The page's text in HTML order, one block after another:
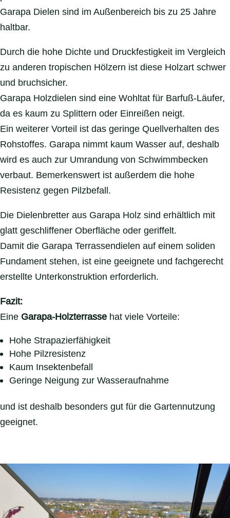
Garapa Dielen sind im Außenbereich bis zu 25 Jahre
haltbar.
Durch die hohe Dichte und Druckfestigkeit im Vergleich
zu anderen tropischen Hölzern ist diese Holzart schwer
und bruchsicher.
Garapa Holzdielen sind eine Wohltat für Barfuß-Läufer,
da es kaum zu Splittern oder Einreißen neigt.
Ein weiterer Vorteil ist das geringe Quellverhalten des
Rohstoffes. Garapa nimmt kaum Wasser auf, deshalb
wird es auch zur Umrandung von Schwimmbecken
verbaut. Bemerkenswert ist außerdem die hohe
Resistenz gegen Pilzbefall.
Die Dielenbretter aus Garapa Holz sind erhältlich mit
glatt geschliffener Oberfläche oder geriffelt.
Damit die Garapa Terrassendielen auf einem soliden
Fundament stehen, ist eine geeignete und fachgerecht
erstellte Unterkonstruktion erforderlich.
Fazit:
Eine Garapa-Holzterrasse hat viele Vorteile:
Hohe Strapazierfähigkeit
Hohe Pilzresistenz
Kaum Insektenbefall
Geringe Neigung zur Wasseraufnahme
und ist deshalb besonders gut für die Gartennutzung
geeignet.